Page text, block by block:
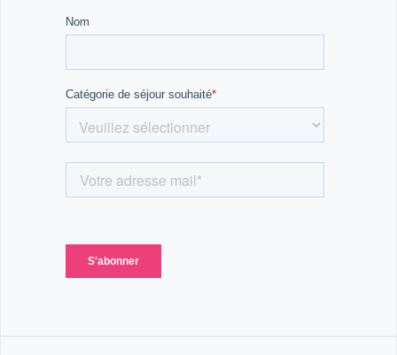
16h15 : Pansage
17h : Goûter aux écuries ou aux gîtes 🍪
17h15 : Jeux d’eau, jeux, révision des galops, douche 🚿
19h30 : Repas*, jeux
21h/21h30 : Coucher 😴
(*Pour les plus de 15 ans, coucher autorisé jusqu’à
22h/22h30 avec autorisation parentale)
encouragés à participer aux tâches quotidiennes :
mettre/desservir la table, garder leur chambre